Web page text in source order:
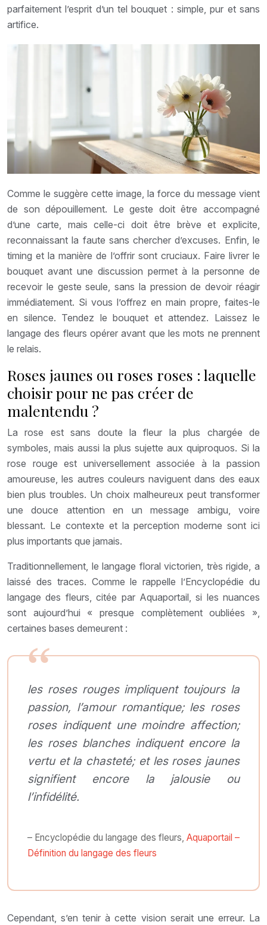
parfaitement l’esprit d’un tel bouquet : simple, pur et sans
artifice.
Comme le suggère cette image, la force du message vient
de son dépouillement. Le geste doit être accompagné
d’une carte, mais celle-ci doit être brève et explicite,
reconnaissant la faute sans chercher d’excuses. Enfin, le
timing et la manière de l’offrir sont cruciaux. Faire livrer le
bouquet avant une discussion permet à la personne de
recevoir le geste seule, sans la pression de devoir réagir
immédiatement. Si vous l’offrez en main propre, faites-le
en silence. Tendez le bouquet et attendez. Laissez le
langage des fleurs opérer avant que les mots ne prennent
le relais.
Roses jaunes ou roses roses : laquelle
choisir pour ne pas créer de
malentendu ?
La rose est sans doute la fleur la plus chargée de
symboles, mais aussi la plus sujette aux quiproquos. Si la
rose rouge est universellement associée à la passion
amoureuse, les autres couleurs naviguent dans des eaux
bien plus troubles. Un choix malheureux peut transformer
une douce attention en un message ambigu, voire
blessant. Le contexte et la perception moderne sont ici
plus importants que jamais.
Traditionnellement, le langage floral victorien, très rigide, a
laissé des traces. Comme le rappelle l’Encyclopédie du
langage des fleurs, citée par Aquaportail, si les nuances
sont aujourd’hui « presque complètement oubliées »,
certaines bases demeurent :
les roses rouges impliquent toujours la
passion, l’amour romantique; les roses
roses indiquent une moindre affection;
les roses blanches indiquent encore la
vertu et la chasteté; et les roses jaunes
signifient encore la jalousie ou
l’infidélité.
– Encyclopédie du langage des fleurs, Aquaportail –
Définition du langage des fleurs
Cependant, s’en tenir à cette vision serait une erreur. La